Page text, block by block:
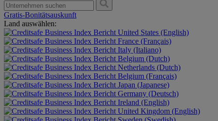
Gratis-Bonitätsauskunft
Land auswählen:
United States (English)
France (Français)
Italy (Italiano)
Belgium (Dutch)
Netherlands (Dutch)
Belgium (Français)
Japan (Japanese)
Germany (Deutsch)
Ireland (English)
United Kingdom (English)